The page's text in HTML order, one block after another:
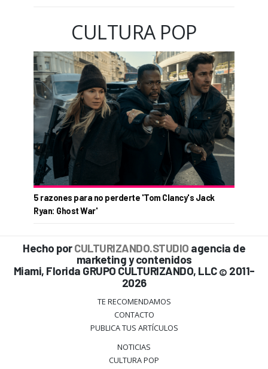
CULTURA POP
5 razones para no perderte 'Tom Clancy's Jack
Ryan: Ghost War'
Hecho porCULTURIZANDO.STUDIO agencia de
marketing y contenidos
Miami, Florida GRUPO CULTURIZANDO, LLC © 2011-
2026
TE RECOMENDAMOS
CONTACTO
PUBLICA TUS ARTÍCULOS
NOTICIAS
CULTURA POP